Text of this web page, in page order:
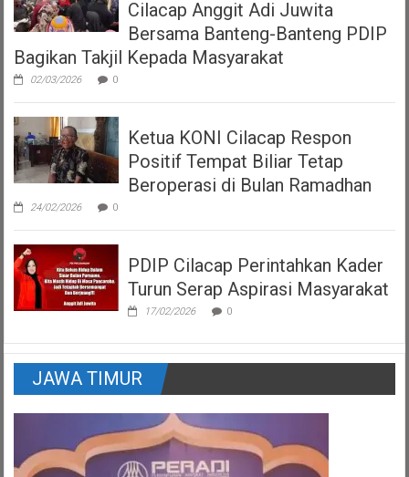
Cilacap Anggit Adi Juwita
Bersama Banteng-Banteng PDIP
Bagikan Takjil Kepada Masyarakat
02/03/2026 0
Ketua KONI Cilacap Respon
Positif Tempat Biliar Tetap
Beroperasi di Bulan Ramadhan
24/02/2026 0
PDIP Cilacap Perintahkan Kader
Turun Serap Aspirasi Masyarakat
17/02/2026 0
JAWA TIMUR